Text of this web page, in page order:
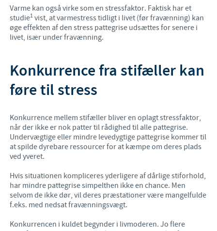
Varme kan også virke som en stressfaktor. Faktisk har et
studie1 vist, at varmestress tidligt i livet (før fravænning) kan
øge effekten af den stress pattegrise udsættes for senere i
livet, især under fravænning.
Konkurrence fra stifæller kan
føre til stress
Konkurrence mellem stifæller bliver en oplagt stressfaktor,
når der ikke er nok patter til rådighed til alle pattegrise.
Undervægtige eller mindre levedygtige pattegrise kommer til
at spilde dyrebare ressourcer for at kæmpe om deres plads
ved yveret.
Hvis situationen kompliceres yderligere af dårlige stiforhold,
har mindre pattegrise simpelthen ikke en chance. Men
selvom de ikke dør, vil deres præstationer være mangelfulde
f.eks. med nedsat fravænningsvægt.
Konkurrencen i kuldet begynder i livmoderen. Jo flere